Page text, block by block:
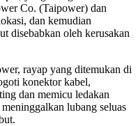
Co. (Taipower) dan
dan kemudian
disebabkan oleh kerusakan
rayap yang ditemukan di
konektor kabel,
dan memicu ledakan
lubang seluas